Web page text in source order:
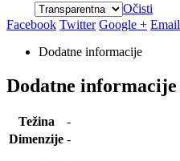
Očisti
Facebook Twitter Google + Email
Dodatne informacije
Dodatne informacije
Težina
-
Dimenzije -